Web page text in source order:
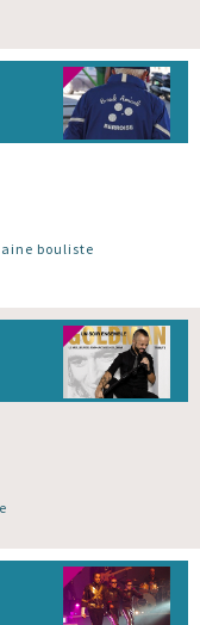
bouliste